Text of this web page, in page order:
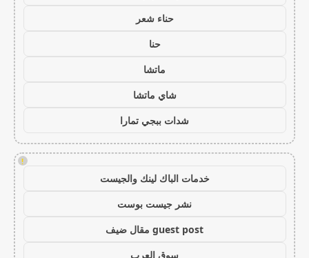
حناء شعر
حنا
ماتشا
شاي ماتشا
شدات ببجي تمارا
!
خدمات الباك لينك والجيست
نشر جيست بوست
guest post مقال ضيف
سوق العرب